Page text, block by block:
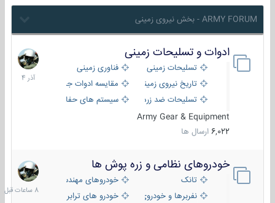
ARMY FORUM - بخش نیروی زمینی
ادوات و تسلیحات زمینی
تسلیحات زمینی
فناوری زمینی
تاریخ نیروی زمینی
مقایسه ادوات جنگی
تسلیحات ضد زره
سیستم های حفاظت فعال
Army Gear & Equipment
6,022 ارسال ها
21
آذر
1404
خودروهای نظامی و زره پوش ها
تانک
خودروهای مهندسی
نفربرها و خودروی های رزمی پیاده نظام
خودرو های ترابری نظامی
8
ساعات
قبل